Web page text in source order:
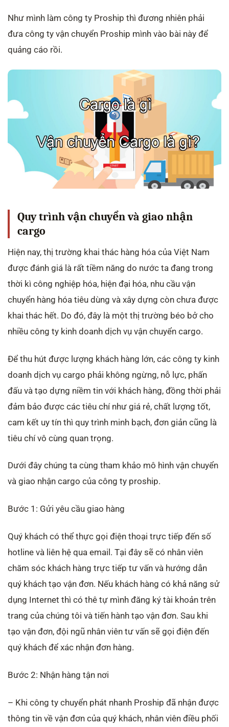
Như mình làm công ty Proship thì đương nhiên phải
đưa công ty vận chuyển Proship mình vào bài này để
quảng cáo rồi.
Quy trình vận chuyển và giao nhận
cargo
Hiện nay, thị trường khai thác hàng hóa của Việt Nam
được đánh giá là rất tiềm năng do nước ta đang trong
thời kì công nghiệp hóa, hiện đại hóa, nhu cầu vận
chuyển hàng hóa tiêu dùng và xây dựng còn chưa được
khai thác hết. Do đó, đây là một thị trường béo bở cho
nhiều công ty kinh doanh dịch vụ vận chuyển cargo.
Để thu hút được lượng khách hàng lớn, các công ty kinh
doanh dịch vụ cargo phải không ngừng, nỗ lực, phấn
đấu và tạo dựng niềm tin với khách hàng, đồng thời phải
đảm bảo được các tiêu chí như giá rẻ, chất lượng tốt,
cam kết uy tín thì quy trình minh bạch, đơn giản cũng là
tiêu chí vô cùng quan trọng.
Dưới đây chúng ta cùng tham khảo mô hình vận chuyển
và giao nhận cargo của công ty proship.
Bước 1: Gửi yêu cầu giao hàng
Quý khách có thể thực gọi điện thoại trực tiếp đến số
hotline và liên hệ qua email. Tại đây sẽ có nhân viên
chăm sóc khách hàng trực tiếp tư vấn và hướng dẫn
quý khách tạo vận đơn. Nếu khách hàng có khả năng sử
dụng Internet thì có thê tự mình đăng ký tài khoản trên
trang của chúng tôi và tiến hành tạo vận đơn. Sau khi
tạo vận đơn, đội ngũ nhân viên tư vấn sẽ gọi điện đến
quý khách để xác nhận đơn hàng.
Bước 2: Nhận hàng tận nơi
– Khi công ty chuyển phát nhanh Proship đã nhận được
thông tin về vận đơn của quý khách, nhân viên điều phối